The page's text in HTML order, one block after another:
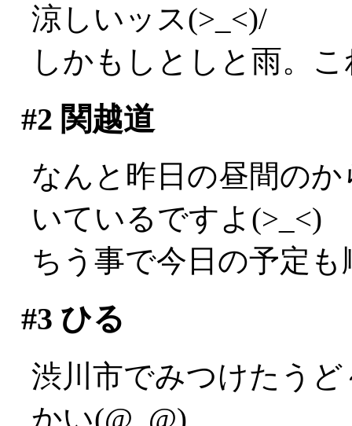
涼しいッス(>_<)/
しかもしとしと雨。
#2 関越道
なんと昨日の昼間の
いているですよ(>_<)
ちう事で今日の予定
#3 ひる
渋川市でみつけたう
かい(@_@)